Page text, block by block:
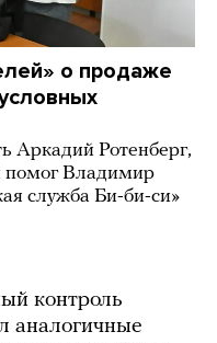
о продаже
Аркадий Ротенберг,
помог Владимир
служба Би-би-си»
контроль
аналогичные